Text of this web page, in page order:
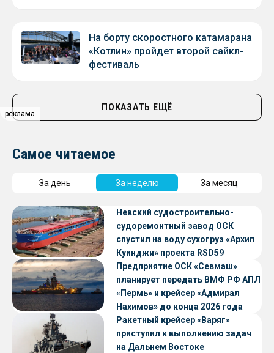
реклама
реклама
На борту скоростного катамарана
«Котлин» пройдет второй сайкл-
фестиваль
ПОКАЗАТЬ ЕЩЁ
Самое читаемое
За день За неделю За месяц
Невский судостроительно-
судоремонтный завод ОСК
спустил на воду сухогруз «Архип
Куинджи» проекта RSD59
Предприятие ОСК «Севмаш»
планирует передать ВМФ РФ АПЛ
«Пермь» и крейсер «Адмирал
Нахимов» до конца 2026 года
Ракетный крейсер «Варяг»
приступил к выполнению задач
на Дальнем Востоке